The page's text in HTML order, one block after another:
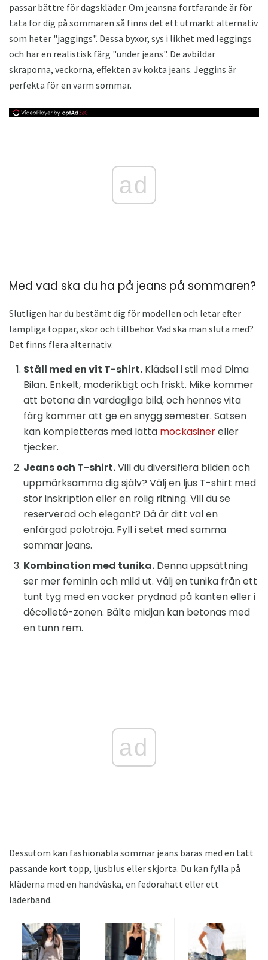
passar bättre för dagskläder. Om jeansna fortfarande är för
täta för dig på sommaren så finns det ett utmärkt alternativ
som heter "jaggings". Dessa byxor, sys i likhet med leggings
och har en realistisk färg "under jeans". De avbildar
skraporna, veckorna, effekten av kokta jeans. Jeggins är
perfekta för en varm sommar.
ad
Med vad ska du ha på jeans på sommaren?
Slutligen har du bestämt dig för modellen och letar efter
lämpliga toppar, skor och tillbehör. Vad ska man sluta med?
Det finns flera alternativ:
Ställ med en vit T-shirt. Klädsel i stil med Dima
Bilan. Enkelt, moderiktigt och friskt. Mike kommer
att betona din vardagliga bild, och hennes vita
färg kommer att ge en snygg semester. Satsen
kan kompletteras med lätta mockasinereller
tjecker.
Jeans och T-shirt.Vill du diversifiera bilden och
uppmärksamma dig själv? Välj en ljus T-shirt med
stor inskription eller en rolig ritning. Vill du se
reserverad och elegant? Då är ditt val en
enfärgad polotröja. Fyll i setet med samma
sommar jeans.
Kombination med tunika. Denna uppsättning
ser mer feminin och mild ut. Välj en tunika från ett
tunt tyg med en vacker prydnad på kanten eller i
décolleté-zonen. Bälte midjan kan betonas med
en tunn rem.
ad
Dessutom kan fashionabla sommar jeans bäras med en tätt
passande kort topp, ljusblus eller skjorta. Du kan fylla på
kläderna med en handväska, en fedorahatt eller ett
läderband.